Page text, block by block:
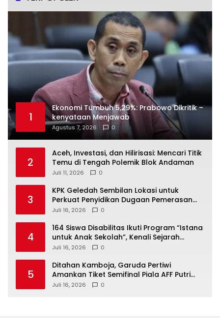
1
Ekonomi Tumbuh 5,29%: Prabowo Dikritik –
kenyataan Menjawab
Agustus 7, 2026 0
2
Aceh, Investasi, dan Hilirisasi: Mencari Titik
Temu di Tengah Polemik Blok Andaman
Juli 11, 2026 0
3
KPK Geledah Sembilan Lokasi untuk
Perkuat Penyidikan Dugaan Pemerasan
Bupati Sukoharjo Nonaktif
Juli 16, 2026 0
4
164 Siswa Disabilitas Ikuti Program “Istana
untuk Anak Sekolah”, Kenali Sejarah
Bangsa dan Pemerintahan
Juli 16, 2026 0
5
Ditahan Kamboja, Garuda Pertiwi
Amankan Tiket Semifinal Piala AFF Putri
2026
Juli 16, 2026 0